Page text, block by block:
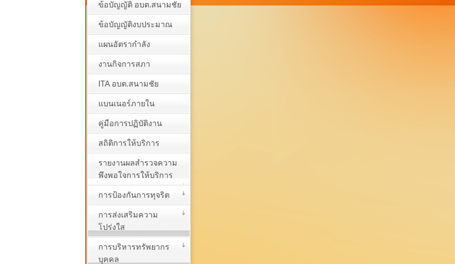
ข้อบัญญัติ อบต.สนามชัย
ข้อบัญญัติงบประมาณ
แผนอัตรากำลัง
งานกิจการสภา
ITA อบต.สนามชัย
แบนเนอร์ภายใน
คู่มือการปฏิบัติงาน
สถิติการให้บริการ
รายงานผลสำรวจความ
พึงพอใจการให้บริการ
การป้องกันการทุจริต
การส่งเสริมความ
โปร่งใส
การบริหารทรัพยากร
บุคคล